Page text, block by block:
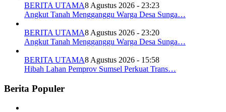
BERITA UTAMA8 Agustus 2026 - 23:23
Angkut Tanah Mengganggu Warga Desa Sunga…
BERITA UTAMA8 Agustus 2026 - 23:20
Angkut Tanah Mengganggu Warga Desa Sunga…
BERITA UTAMA8 Agustus 2026 - 15:58
Hibah Lahan Pemprov Sumsel Perkuat Trans…
Berita Populer